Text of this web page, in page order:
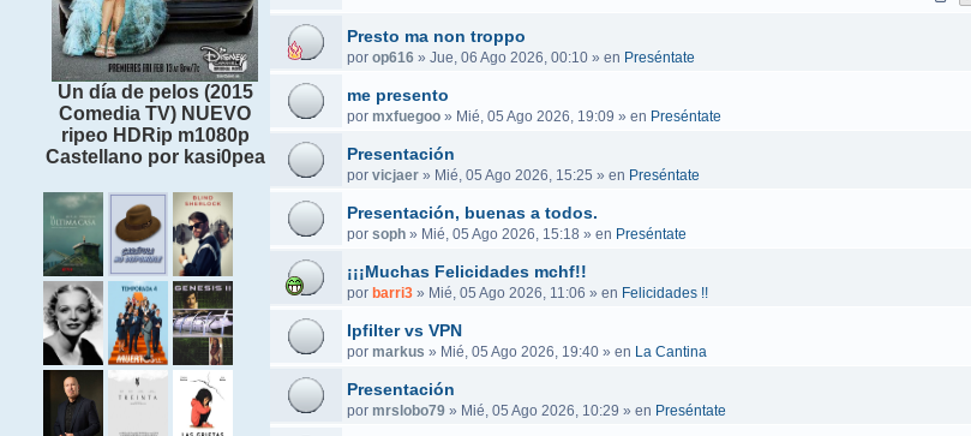
Un día de pelos (2015
Comedia TV) NUEVO
ripeo HDRip m1080p
Castellano por kasi0pea
Presto ma non troppo
por op616 » Jue, 06 Ago 2026, 00:10» en Preséntate
me presento
por mxfuegoo» Mié, 05 Ago 2026, 19:09 » en Preséntate
Presentación
por vicjaer» Mié, 05 Ago 2026, 15:25 » en Preséntate
Presentación, buenas a todos.
por soph» Mié, 05 Ago 2026, 15:18 » en Preséntate
¡¡¡Muchas Felicidades mchf!!
por barri3» Mié, 05 Ago 2026, 11:06 » en Felicidades !!
Ipfilter vs VPN
por markus » Mié, 05 Ago 2026, 19:40» en La Cantina
Presentación
por mrslobo79» Mié, 05 Ago 2026, 10:29 » en Preséntate